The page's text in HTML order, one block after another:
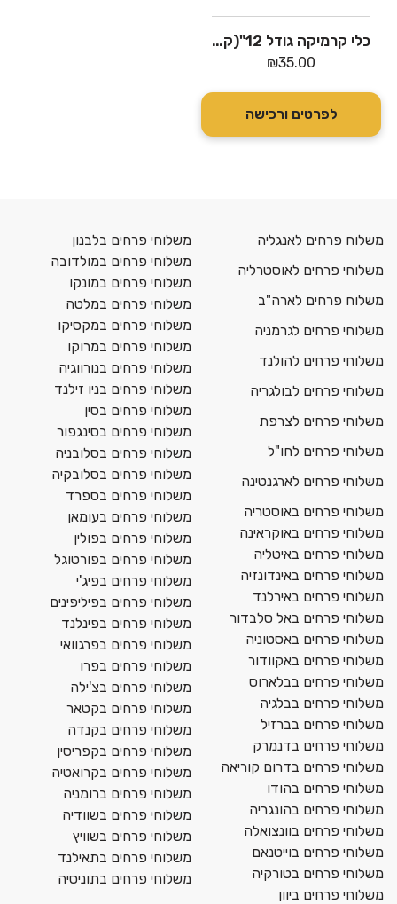
כלי קרמיקה גודל 12"(קטן)
₪35.00
לפרטים ורכישה
משלוח פרחים לאנגליה
משלוחי פרחים לאוסטרליה
משלוח פרחים לארה"ב
משלוחי פרחים לגרמניה
משלוחי פרחים להולנד
משלוחי פרחים לבולגריה
משלוחי פרחים לצרפת
משלוחי פרחים לחו"ל
משלוחי פרחים לארגנטינה
משלוחי פרחים באוסטריה
משלוחי פרחים באוקראינה
משלוחי פרחים באיטליה
משלוחי פרחים באינדונזיה
משלוחי פרחים באירלנד
משלוחי פרחים באל סלבדור
משלוחי פרחים באסטוניה
משלוחי פרחים באקוודור
משלוחי פרחים בבלארוס
משלוחי פרחים בבלגיה
משלוחי פרחים בברזיל
משלוחי פרחים בדנמרק
משלוחי פרחים בדרום קוריאה
משלוחי פרחים בהודו
משלוחי פרחים בהונגריה
משלוחי פרחים בוונצואלה
משלוחי פרחים בוייטנאם
משלוחי פרחים בטורקיה
משלוחי פרחים ביוון
משלוחי פרחים בלבנון
משלוחי פרחים במולדובה
משלוחי פרחים במונקו
משלוחי פרחים במלטה
משלוחי פרחים במקסיקו
משלוחי פרחים במרוקו
משלוחי פרחים בנורווגיה
משלוחי פרחים בניו זילנד
משלוחי פרחים בסין
משלוחי פרחים בסינגפור
משלוחי פרחים בסלובניה
משלוחי פרחים בסלובקיה
משלוחי פרחים בספרד
משלוחי פרחים בעומאן
משלוחי פרחים בפולין
משלוחי פרחים בפורטוגל
משלוחי פרחים בפיג'י
משלוחי פרחים בפיליפינים
משלוחי פרחים בפינלנד
משלוחי פרחים בפרגוואי
משלוחי פרחים בפרו
משלוחי פרחים בצ'ילה
משלוחי פרחים בקטאר
משלוחי פרחים בקנדה
משלוחי פרחים בקפריסין
משלוחי פרחים בקרואטיה
משלוחי פרחים ברומניה
משלוחי פרחים בשוודיה
משלוחי פרחים בשוויץ
משלוחי פרחים בתאילנד
משלוחי פרחים בתוניסיה